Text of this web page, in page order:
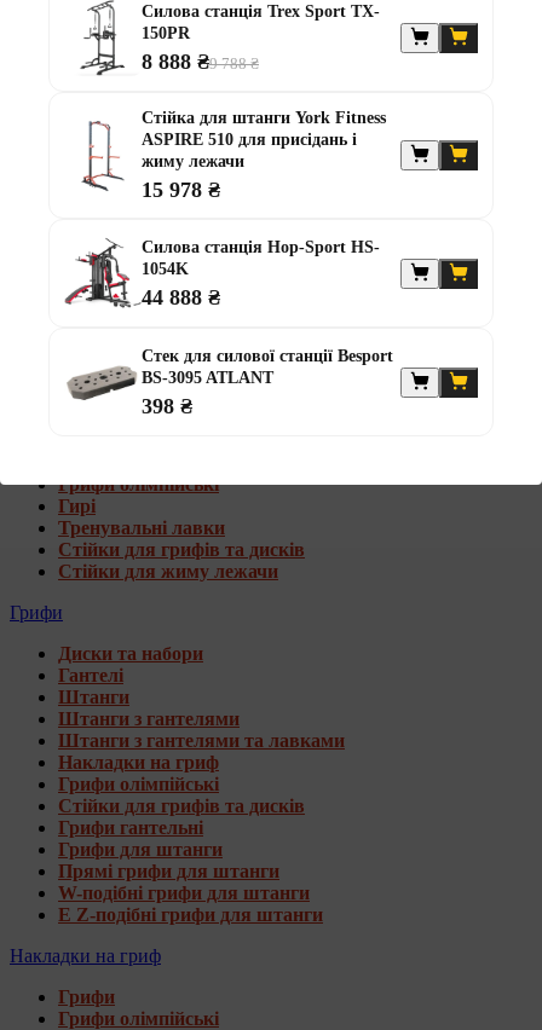
Штанги з w-подібним грифом
Жилети обтяжувачі
Штанги з гантелями
Диски та набори
Гантелі
Штанги
Штанги з гантелями та лавками
Тренувальні лавки
Стійки для грифів та дисків
Стійки для жиму лежачи
Диски та набори
Гантелі
Грифи олімпійські
Гирі
Тренувальні лавки
Стійки для грифів та дисків
Стійки для жиму лежачи
Грифи
Диски та набори
Гантелі
Штанги
Штанги з гантелями
Штанги з гантелями та лавками
Накладки на гриф
Грифи олімпійські
Стійки для грифів та дисків
Грифи гантельні
Грифи для штанги
Прямі грифи для штанги
W-подібні грифи для штанги
E Z-подібні грифи для штанги
Накладки на гриф
Грифи
Грифи олімпійські
Силова станція Trex Sport TX-
150PR
8 888 ₴9 788 ₴
Стійка для штанги York Fitness
ASPIRE 510 для присідань і
жиму лежачи
15 978 ₴
Силова станція Hop-Sport HS-
1054K
44 888 ₴
Стек для силової станції Besport
BS-3095 ATLANT
398 ₴